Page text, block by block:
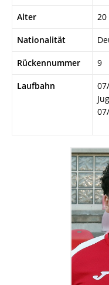
Alter 20
Nationalität
Rückennummer 9
Laufbahn